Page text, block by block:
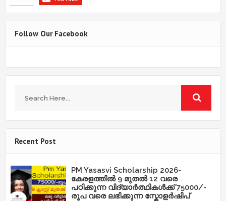
Follow Our Facebook
Recent Post
PM Yasasvi Scholarship 2026-
കേരളത്തിൽ 9 മുതൽ 12 വരെ
പഠിക്കുന്ന വിദ്യാർത്ഥികൾക്ക് 75000/-
രൂപ വരെ ലഭിക്കുന്ന സ്കോളർഷിപ്